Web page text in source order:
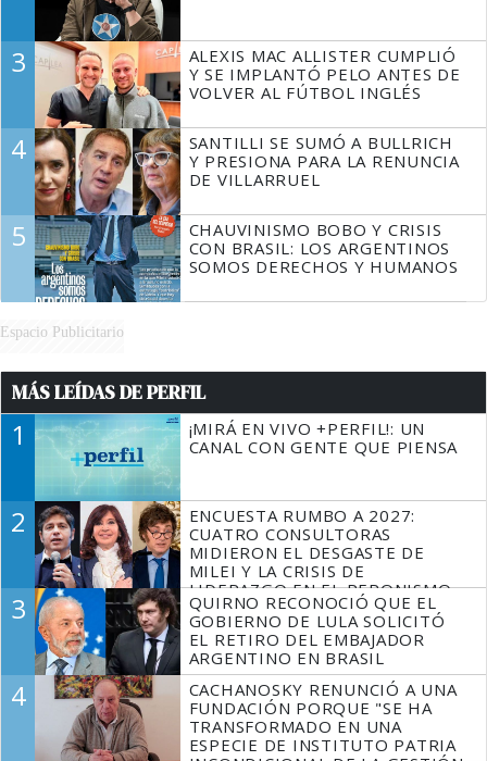
3
ALEXIS MAC ALLISTER CUMPLIÓ
Y SE IMPLANTÓ PELO ANTES DE
VOLVER AL FÚTBOL INGLÉS
4
SANTILLI SE SUMÓ A BULLRICH
Y PRESIONA PARA LA RENUNCIA
DE VILLARRUEL
5
CHAUVINISMO BOBO Y CRISIS
CON BRASIL: LOS ARGENTINOS
SOMOS DERECHOS Y HUMANOS
Espacio Publicitario
MÁS LEÍDAS DE PERFIL
1
¡MIRÁ EN VIVO +PERFIL!: UN
CANAL CON GENTE QUE PIENSA
2
ENCUESTA RUMBO A 2027:
CUATRO CONSULTORAS
MIDIERON EL DESGASTE DE
MILEI Y LA CRISIS DE
LIDERAZGO EN EL PERONISMO
3
QUIRNO RECONOCIÓ QUE EL
GOBIERNO DE LULA SOLICITÓ
EL RETIRO DEL EMBAJADOR
ARGENTINO EN BRASIL
4
CACHANOSKY RENUNCIÓ A UNA
FUNDACIÓN PORQUE "SE HA
TRANSFORMADO EN UNA
ESPECIE DE INSTITUTO PATRIA